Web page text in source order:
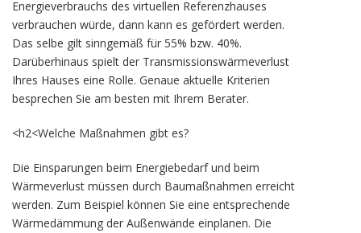
Energieverbrauchs des virtuellen Referenzhauses
verbrauchen würde, dann kann es gefördert werden.
Das selbe gilt sinngemäß für 55% bzw. 40%.
Darüberhinaus spielt der Transmissionswärmeverlust
Ihres Hauses eine Rolle. Genaue aktuelle Kriterien
besprechen Sie am besten mit Ihrem Berater.
<h2<Welche Maßnahmen gibt es?
Die Einsparungen beim Energiebedarf und beim
Wärmeverlust müssen durch Baumaßnahmen erreicht
werden. Zum Beispiel können Sie eine entsprechende
Wärmedämmung der Außenwände einplanen. Die